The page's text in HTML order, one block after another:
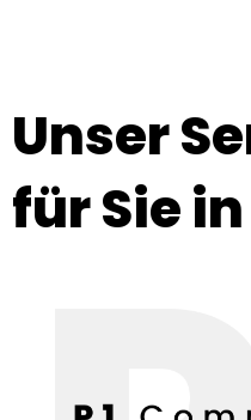
Unser
für Sie in